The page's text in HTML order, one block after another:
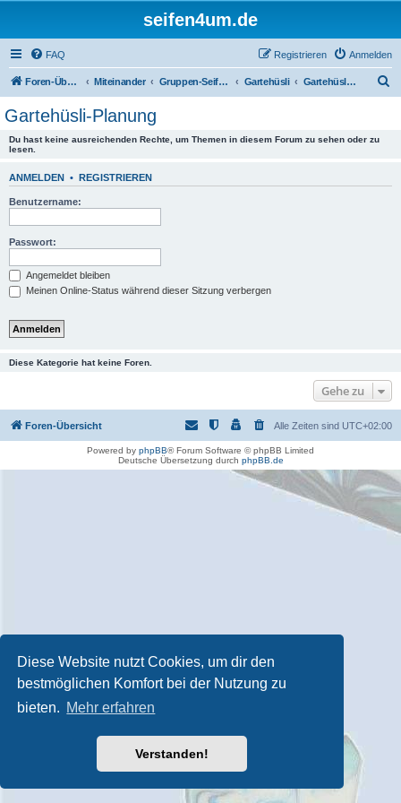
Diese Website nutzt Cookies, um dir den
bestmöglichen Komfort bei der Nutzung zu
bieten. Mehr erfahren
Verstanden!
seifen4um.de
FAQ Anmelden
Registrieren
Foren-Übersicht Miteinander Gruppen-Seifeln Gartehüsli Gartehüsli-Planung
Gartehüsli-Planung
Du hast keine ausreichenden Rechte, um Themen in diesem Forum zu sehen oder zu
lesen.
ANMELDEN • REGISTRIEREN
Benutzername:
Passwort:
Angemeldet bleiben
Meinen Online-Status während dieser Sitzung verbergen
Diese Kategorie hat keine Foren.
Gehe zu
Foren-Übersicht Alle Zeiten sind UTC+02:00
Powered by phpBB® Forum Software © phpBB Limited
Deutsche Übersetzung durch phpBB.de